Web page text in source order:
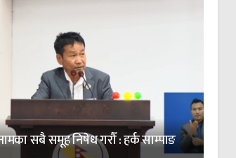
सबै समूह निषेध गरौँ : हर्क साम्पाङ